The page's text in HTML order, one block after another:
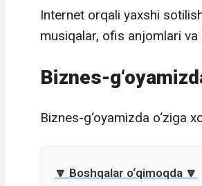
Internet orqali yaxshi
musiqalar, ofis anjomlari
Biznes-
Biznes-g‘oyamizda o‘ziga